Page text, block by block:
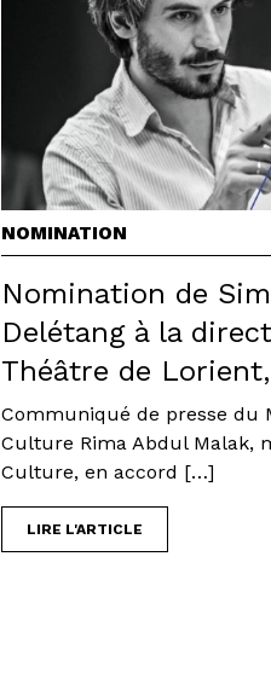
NOMINATION
Nomination de
Delétang à la
Théâtre de
Communiqué de presse du
Culture Rima Abdul Malak,
Culture, en accord […]
LIRE L'ARTICLE